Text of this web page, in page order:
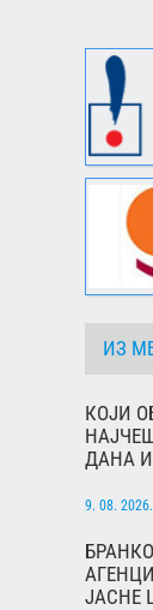
ИЗ
КОЈИ
ДАНА
9. 08.
ЈАСНЕ